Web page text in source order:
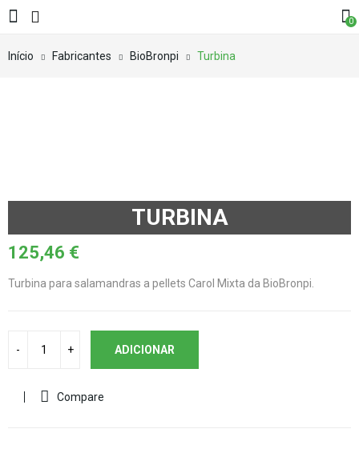
0
Início Fabricantes BioBronpi Turbina
TURBINA
125,46 €
Turbina para salamandras a pellets Carol Mixta da BioBronpi.
ADICIONAR
Compare